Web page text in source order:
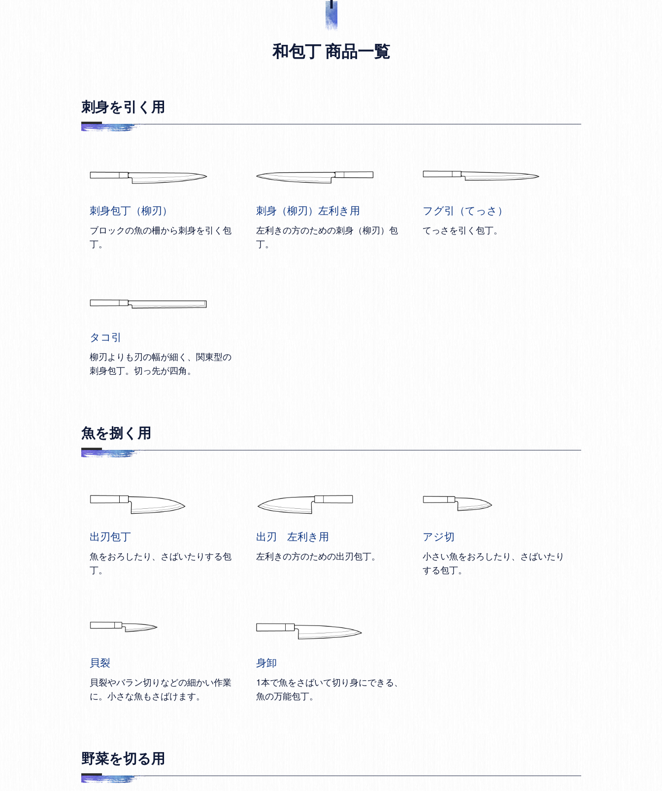
和包丁 商品一覧
刺身を引く用
刺身包丁（柳刃）
ブロックの魚の柵から刺身を引く包
丁。
刺身（柳刃）左利き用
左利きの方のための刺身（柳刃）包
丁。
フグ引（てっさ）
てっさを引く包丁。
タコ引
柳刃よりも刃の幅が細く、関東型の
刺身包丁。切っ先が四角。
魚を捌く用
出刃包丁
魚をおろしたり、さばいたりする包
丁。
出刃 左利き用
左利きの方のための出刃包丁。
アジ切
小さい魚をおろしたり、さばいたり
する包丁。
貝裂
貝裂やバラン切りなどの細かい作業
に。小さな魚もさばけます。
身卸
1本で魚をさばいて切り身にできる、
魚の万能包丁。
野菜を切る用